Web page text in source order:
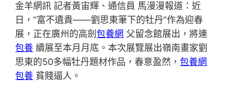
金羊網訊 記者黃宙輝、通信員 馬漫漫報道：近
日，“富不遺貴——劉思東筆下的牡丹”作為迎春
展，正在廣州的高劍包養網 父留念館展出，將連
包養 續展至本月月底。本次展覽展出嶺南畫家劉
思東的50多幅牡丹題材作品，春意盈然，包養網
包養 貧賤逼人。